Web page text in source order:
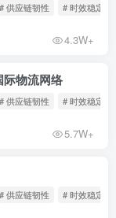
# 供应链韧性 # 时效稳定
4.3W+
物流网络
# 供应链韧性 # 时效稳定
5.7W+
# 供应链韧性 # 时效稳定